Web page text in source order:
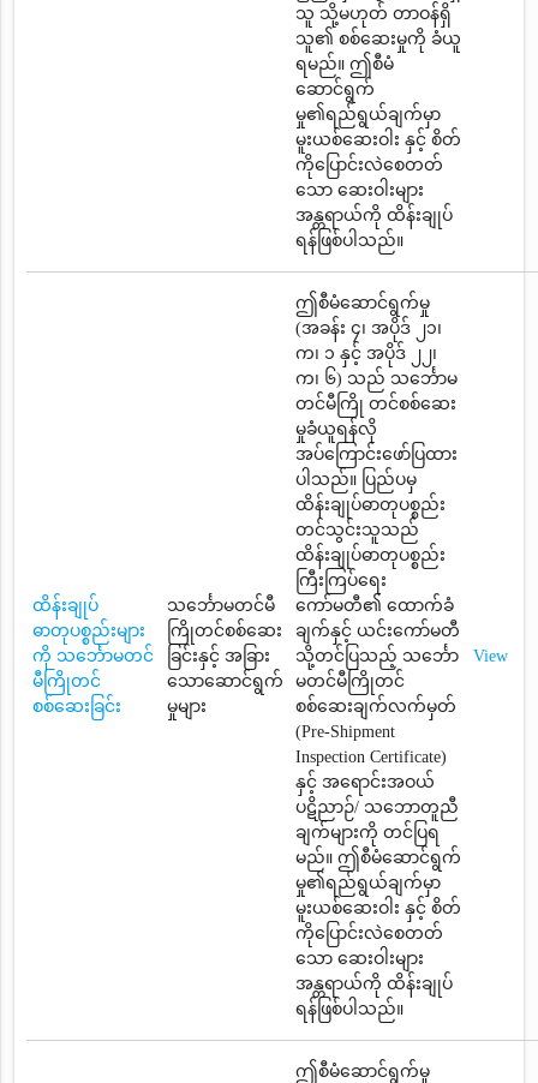
သူ သို့မဟုတ် တာဝန်ရှိ
သူ၏ စစ်ဆေးမှုကို ခံယူ
ရမည်။ ဤစီမံ
ဆောင်ရွက်
မှု၏ရည်ရွယ်ချက်မှာ
မူးယစ်ဆေးဝါး နှင့် စိတ်
ကိုပြောင်းလဲစေတတ်
သော ဆေးဝါးများ
အန္တရာယ်ကို ထိန်းချုပ်
ရန်ဖြစ်ပါသည်။
ထိန်းချုပ်
ဓာတုပစ္စည်းများ
ကို သင်္ဘောမတင်
မီကြိုတင်
စစ်ဆေးခြင်း
သင်္ဘောမတင်မီ
ကြိုတင်စစ်ဆေး
ခြင်းနှင့် အခြား
သောဆောင်ရွက်
မှုများ
ဤစီမံဆောင်ရွက်မှု
(အခန်း ၄၊ အပိုဒ် ၂၁၊
က၊ ၁ နှင့် အပိုဒ် ၂၂၊
က၊ ၆) သည် သင်္ဘောမ
တင်မီကြို တင်စစ်ဆေး
မှုခံယူရန်လို
အပ်ကြောင်းဖော်ပြထား
ပါသည်။ ပြည်ပမှ
ထိန်းချုပ်ဓာတုပစ္စည်း
တင်သွင်းသူသည်
ထိန်းချုပ်ဓာတုပစ္စည်း
ကြီးကြပ်ရေး
ကော်မတီ၏ ထောက်ခံ
ချက်နှင့် ယင်းကော်မတီ
သို့တင်ပြသည့် သင်္ဘော
မတင်မီကြိုတင်
စစ်ဆေးချက်လက်မှတ်
(Pre-Shipment
Inspection Certificate)
နှင့် အရောင်းအဝယ်
ပဋိညာဉ်/ သဘောတူညီ
ချက်များကို တင်ပြရ
မည်။ ဤစီမံဆောင်ရွက်
မှု၏ရည်ရွယ်ချက်မှာ
မူးယစ်ဆေးဝါး နှင့် စိတ်
ကိုပြောင်းလဲစေတတ်
သော ဆေးဝါးများ
အန္တရာယ်ကို ထိန်းချုပ်
ရန်ဖြစ်ပါသည်။
View
ဤစီမံဆောင်ရွက်မှု